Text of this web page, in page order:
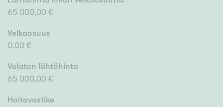
65 000,00 €
Velkaosuus
0,00 €
Velaton lähtöhinta
65 000,00 €
Hoitovastike